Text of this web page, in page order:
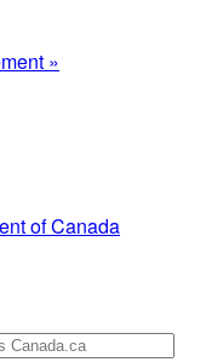
»
of Canada